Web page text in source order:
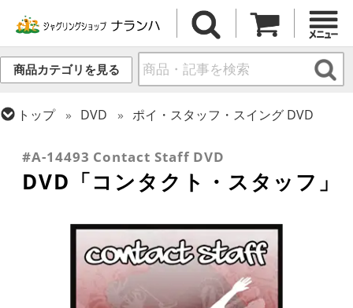
商品カテゴリを見る
トップ DVD
ポイ・スタッフ・スイング DVD
その他スイング・関連商品
#A-14493 Contact Staff DVD
DVD「コンタクト・スタッフ」